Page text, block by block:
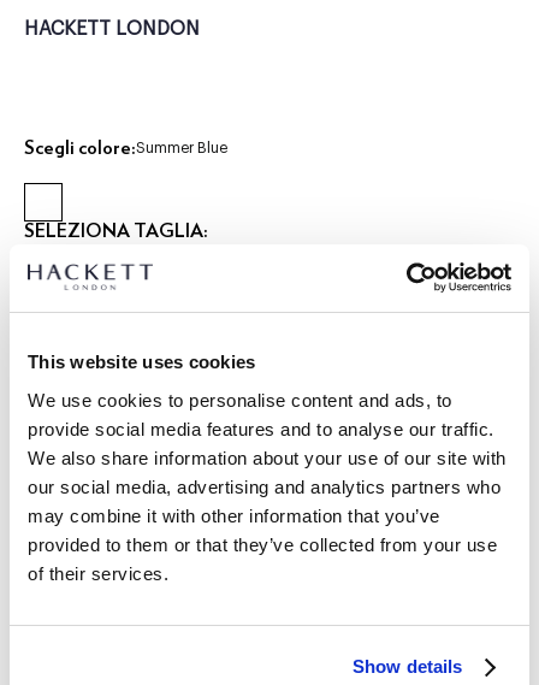
This website uses cookies
We use cookies to personalise content and ads, to
provide social media features and to analyse our traffic.
We also share information about your use of our site with
our social media, advertising and analytics partners who
may combine it with other information that you’ve
provided to them or that they’ve collected from your use
of their services.
Show details
HACKETT LONDON
Scegli colore:Summer Blue
SELEZIONA TAGLIA:
S
modello indossa:M
L’altezza del modello è di:1.85 m
guida alle taglie
DETTAGLI PRODOTTO
DESCRIZIONE
HM3010668
- Hackett London
- Tessuto di Cotone End on End con Design a Righe Butcher
- Collo Tagliato Pimlico, Ispirato alla Tradizione della
SPEDIZIONE E RESI
Spedizione e restituzione gratuite
e goditi uno sconto del 10% sul tuo primo